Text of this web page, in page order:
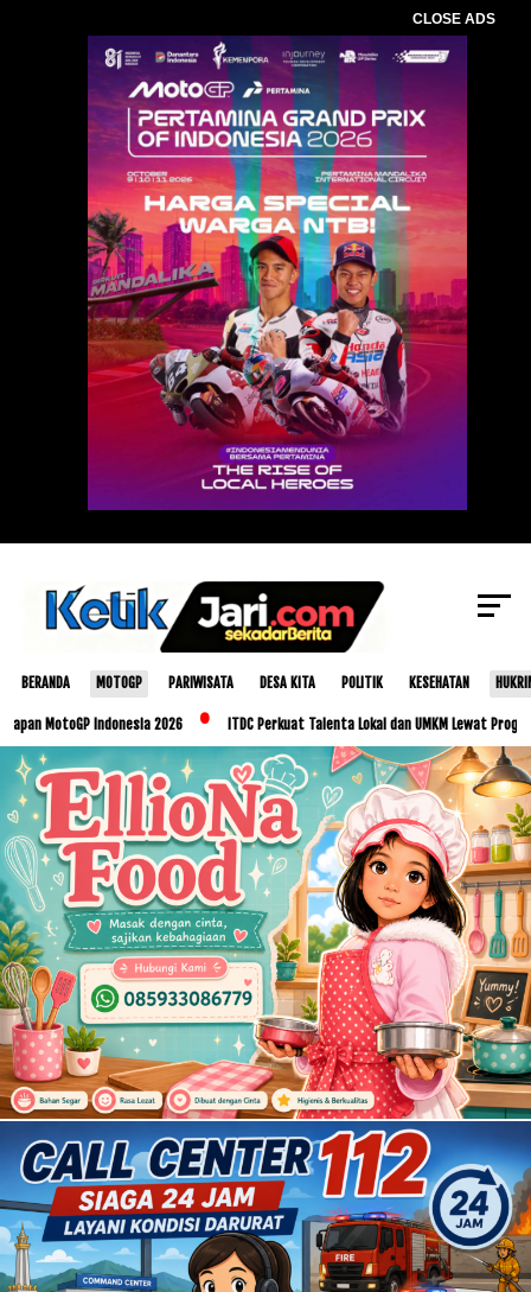
CLOSE ADS
BERANDA MOTOGP PARIWISATA DESA KITA POLITIK KESEHATAN
Indonesia 2026 ITDC Perkuat Talenta Lokal dan UMKM Lewat Program